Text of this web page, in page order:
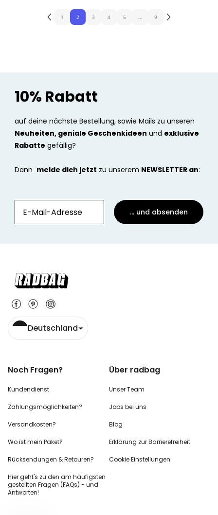
1 2 3 4 5 ... 9
10% Rabatt
auf deine nächste Bestellung, sowie Mails zu unseren
Neuheiten, geniale Geschenkideen und exklusive
Rabatte gefällig?
Dann melde dich jetzt zu unserem NEWSLETTER an:
... und absenden
Deutschland
Noch Fragen?
Kundendienst
Zahlungsmöglichkeiten?
Versandkosten?
Wo ist mein Paket?
Rücksendungen & Retouren?
Hier geht's zu den am häufigsten
gestellten Fragen (FAQs) - und
Antworten!
Über radbag
Unser Team
Jobs bei uns
Blog
Erklärung zur Barrierefreiheit
Cookie Einstellungen